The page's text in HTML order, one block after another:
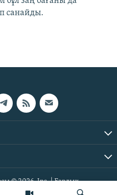
санайды.
© 2026, Inc. | Барлық